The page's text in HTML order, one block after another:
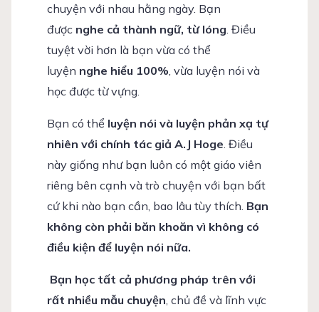
chuyện với nhau hằng ngày. Bạn
được nghe cả thành ngữ, từ lóng . Điều
tuyệt vời hơn là bạn vừa có thể
luyện nghe hiểu 100% , vừa luyện nói và
học được từ vựng.
Bạn có thể luyện nói và luyện phản xạ tự
nhiên với chính tác giả A.J Hoge . Điều
này giống như bạn luôn có một giáo viên
riêng bên cạnh và trò chuyện với bạn bất
cứ khi nào bạn cần, bao lâu tùy thích. Bạn
không còn phải băn khoăn vì không có
điều kiện để luyện nói nữa.
Bạn học tất cả phương pháp trên với
rất nhiều mẫu chuyện , chủ đề và lĩnh vực